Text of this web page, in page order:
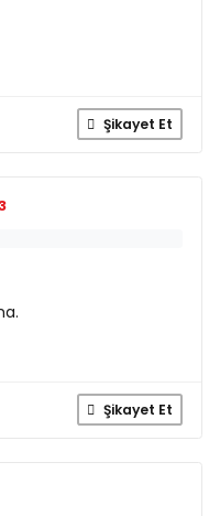
Şikayet Et
Şikayet Et